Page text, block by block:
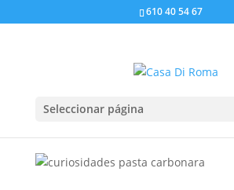
610 40 54 67
Seleccionar página
7 cosas que no
la pasta carbonara
porbAdmin|Mar 11, 2020